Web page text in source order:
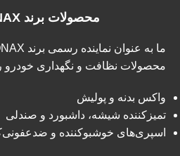
محصولات برند SONAX آلمان
محصولات نظافت و نگهداری خودرو
واکس بدنه و پولیش
تمیزکننده شیشه، داشبورد و صندلی
اسپری‌های خوشبوکننده و